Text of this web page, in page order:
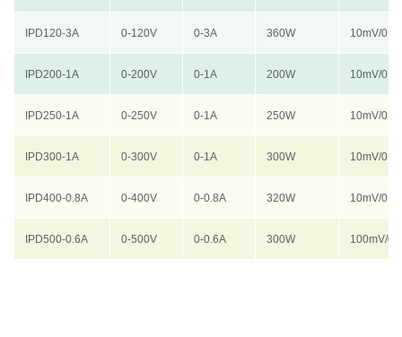
IPD120-3A 0-120V 0-3A 360W 10mV/
IPD200-1A 0-200V 0-1A 200W 10mV/
IPD250-1A 0-250V 0-1A 250W 10mV/
IPD300-1A 0-300V 0-1A 300W 10mV/
IPD400-0.8A 0-400V 0-0.8A 320W 10mV/
IPD500-0.6A 0-500V 0-0.6A 300W 100mV/